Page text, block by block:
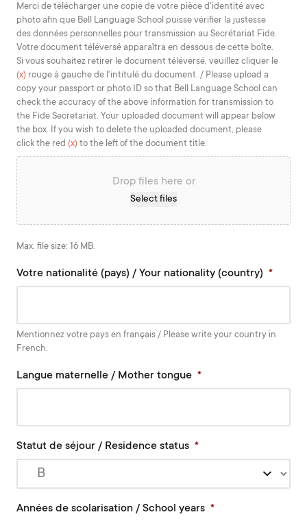
MM
slash
YYYY
Merci de télécharger une copie de votre pièce d'identité avec
photo afin que Bell Language School puisse vérifier la justesse
des données personnelles pour transmission au Secrétariat Fide.
Votre document téléversé apparaîtra en dessous de cette boîte.
Si vous souhaitez retirer le document téléversé, veuillez cliquer le
(x) rouge à gauche de l'intitulé du document. / Please upload a
copy your passport or photo ID so that Bell Language School can
check the accuracy of the above information for transmission to
the Fide Secretariat. Your uploaded document will appear below
the box. If you wish to delete the uploaded document, please
click the red (x) to the left of the document title.
Drop files here or
Select files
Max. file size: 16 MB.
Votre nationalité (pays) / Your nationality (country) *
Mentionnez votre pays en français / Please write your country in
French.
Langue maternelle / Mother tongue *
Statut de séjour / Residence status *
Années de scolarisation / School years *